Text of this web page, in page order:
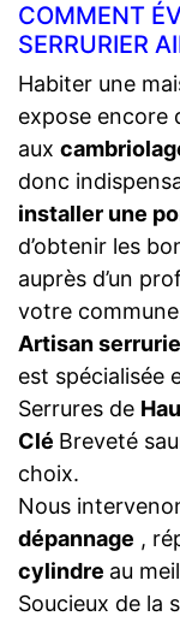
COMMENT
SERRURIER
Habiter une
expose encore
aux
donc
installer une
d’obtenir les
auprès d’un
votre
Artisan
est spécialisée
Serrures de
Clé Breveté
choix.
Nous
dépannage ,
cylindre au
Soucieux de la